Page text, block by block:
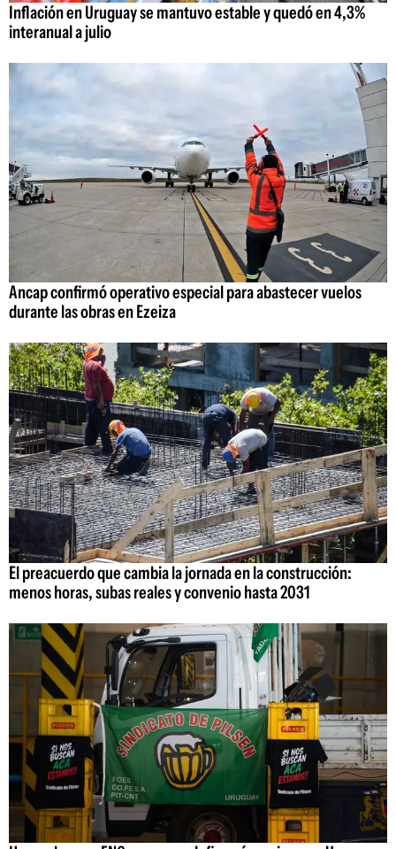
Inflación en Uruguay se mantuvo estable y quedó en 4,3%
interanual a julio
Ancap confirmó operativo especial para abastecer vuelos
durante las obras en Ezeiza
El preacuerdo que cambia la jornada en la construcción:
menos horas, subas reales y convenio hasta 2031